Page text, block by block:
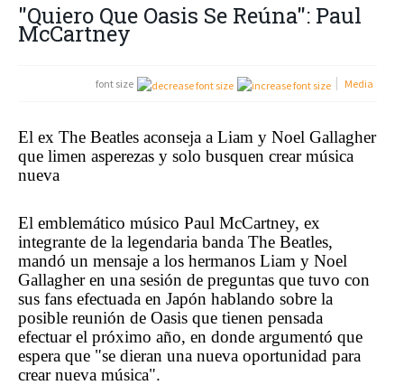
"Quiero Que Oasis Se Reúna": Paul
McCartney
font size Media
El ex The Beatles aconseja a Liam y Noel Gallagher
que limen asperezas y solo busquen crear música
nueva
El emblemático músico Paul McCartney, ex
integrante de la legendaria banda The Beatles,
mandó un mensaje a los hermanos Liam y Noel
Gallagher en una sesión de preguntas que tuvo con
sus fans efectuada en Japón hablando sobre la
posible reunión de Oasis que tienen pensada
efectuar el próximo año, en donde argumentó que
espera que "se dieran una nueva oportunidad para
crear nueva música".